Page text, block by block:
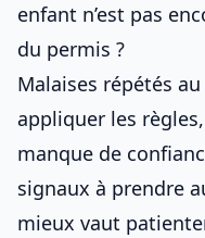
enfant n’est pas
du permis ?
Malaises répétés
appliquer les
manque de
signaux à prendre
mieux vaut